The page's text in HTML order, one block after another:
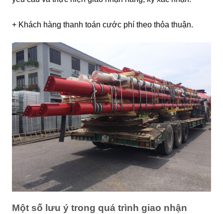
+ Khách hàng thanh toán cước phí theo thỏa thuận.
Một số lưu ý trong quá trình giao nhận